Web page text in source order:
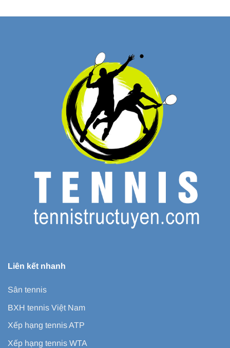
Liên kết nhanh
Sân tennis
BXH tennis Việt Nam
Xếp hạng tennis ATP
Xếp hạng tennis WTA